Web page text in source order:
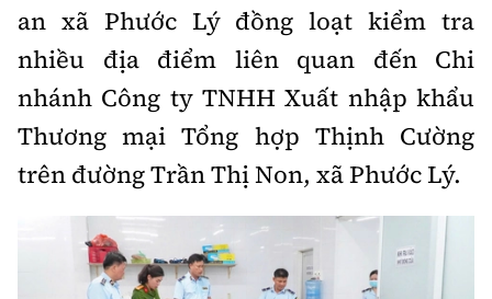
Đăng kiểm
Đường sắt tốc độ cao
Đường thủy
Hàng hải
Đường sắt đô thị
Chứng khoán
Bảo hiểm
Doanh nghiệp
An ninh hình sự
Pháp đình
Hỏi - Đáp
Giao thông 24h
ATGT địa phương
Văn hóa giao thông
Lái xe an toàn
Chung tay vì ATGT
Chất lượng sống
Giáo dục
Y tế
Lao động - Công đoàn
Văn hóa - Giải Trí
Văn hóa
Showbiz
Điện ảnh
Thể thao
Bóng đá
Bình luận
Công nghệ
Công nghệ mới
an xã Phước Lý đồng loạt kiểm tra
nhiều địa điểm liên quan đến Chi
nhánh Công ty TNHH Xuất nhập khẩu
Thương mại Tổng hợp Thịnh Cường
trên đường Trần Thị Non, xã Phước Lý.